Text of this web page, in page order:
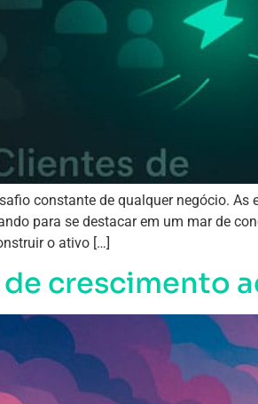
constante de qualquer negócio.
para se destacar em um mar de
o ativo […]
crescimento